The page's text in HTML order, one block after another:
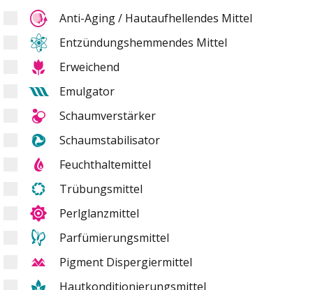
Anti-Aging / Hautaufhellendes Mittel
Entzündungshemmendes Mittel
Erweichend
Emulgator
Schaumverstärker
Schaumstabilisator
Feuchthaltemittel
Trübungsmittel
Perlglanzmittel
Parfümierungsmittel
Pigment Dispergiermittel
Hautkonditionierungsmittel